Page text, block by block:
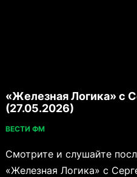
«Железная Логика» с
(27.05.2026)
ВЕСТИ ФМ
Смотрите и слушайте
«Железная Логика» с